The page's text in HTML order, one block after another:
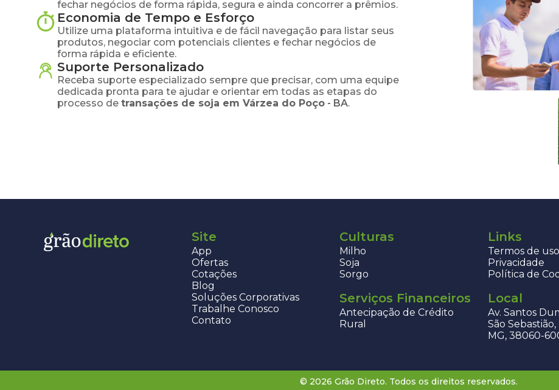
fechar negócios de forma rápida, segura e ainda concorrer a prêmios.
Economia de Tempo e Esforço
Utilize uma plataforma intuitiva e de fácil navegação para listar seus
produtos, negociar com potenciais clientes e fechar negócios de
forma rápida e eficiente.
Suporte Personalizado
Receba suporte especializado sempre que precisar, com uma equipe
dedicada pronta para te ajudar e orientar em todas as etapas do
processo de transações de soja em Várzea do Poço - BA.
Site
App
Ofertas
Cotações
Blog
Soluções Corporativas
Trabalhe Conosco
Contato
Culturas
Milho
Soja
Sorgo
Links
Termos de
Privacidade
Política de
Serviços Financeiros
Antecipação de Crédito
Rural
Local
Av. Santos
São
MG, 38060-
© 2026 Grão Direto. Todos os direitos reservados.